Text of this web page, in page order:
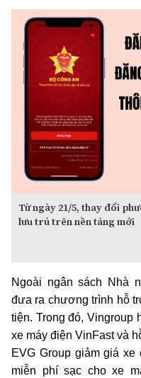
Từ ngày 21/5, thay đổi
lưu trú trên nền tảng mới
Ngoài ngân sách Nhà
đưa ra chương trình hỗ
tiện. Trong đó, Vingroup
xe máy điện VinFast và
EVG Group giảm giá
miễn phí sạc cho xe